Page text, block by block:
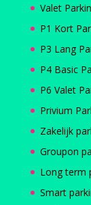
Valet
P1 Kort
P3 Lang
P4 Basic
P6 Valet
Privium
Zakelijk
Groupon
Long term
Smart